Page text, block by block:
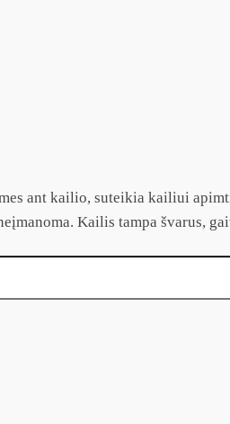
ant kailio, suteikia kailiui
Kailis tampa švarus,